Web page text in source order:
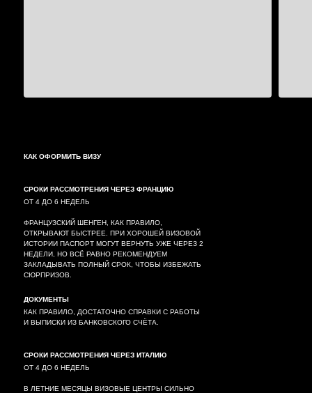
СРОКИ РАССМОТРЕНИЯ ЧЕРЕЗ ФРАНЦИЮ
ДОКУМЕНТЫ
ОТ 4 ДО 6 НЕДЕЛЬ
ФРАНЦУЗСКИЙ ШЕНГЕН, КАК ПРАВИЛО,
ОТКРЫВАЮТ БЫСТРЕЕ. ПРИ ХОРОШЕЙ ВИЗОВОЙ
ИСТОРИИ ПАСПОРТ МОГУТ ВЕРНУТЬ УЖЕ ЧЕРЕЗ 2
НЕДЕЛИ, НО ВСЁ РАВНО РЕКОМЕНДУЕМ
ЗАКЛАДЫВАТЬ ПОЛНЫЙ СРОК, ЧТОБЫ ИЗБЕЖАТЬ
СЮРПРИЗОВ.
КАК ПРАВИЛО, ДОСТАТОЧНО СПРАВКИ С РАБОТЫ
И ВЫПИСКИ ИЗ БАНКОВСКОГО СЧЁТА.
СРОКИ РАССМОТРЕНИЯ ЧЕРЕЗ ИТАЛИЮ
ОТ 4 ДО 6 НЕДЕЛЬ
В ЛЕТНИЕ МЕСЯЦЫ ВИЗОВЫЕ ЦЕНТРЫ СИЛЬНО
КАК ОФОРМИТЬ ВИЗУ